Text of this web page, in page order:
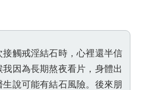
接觸戒淫結石時，心裡還半信
因為長期熬夜看片，身體出
說可能有結石風險。後來朋